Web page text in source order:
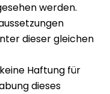
werden.
dieser gleichen
Haftung für
dieses